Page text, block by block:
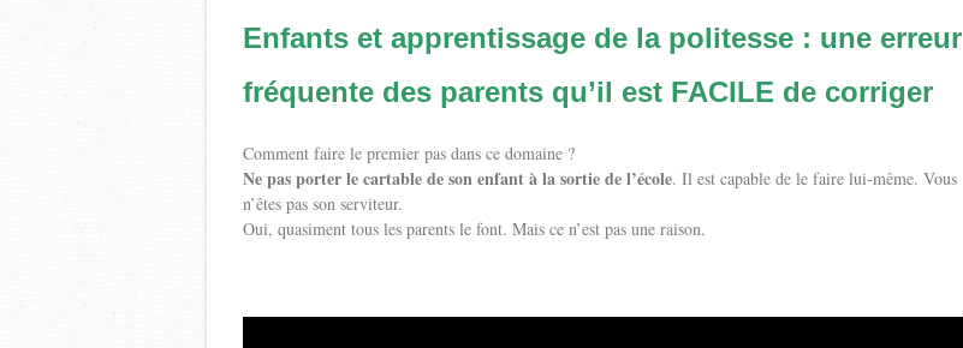
Enfants et apprentissage de la politesse : une erreur
fréquente des parents qu’il est FACILE de corriger
Comment faire le premier pas dans ce domaine ?
Ne pas porter le cartable de son enfant à la sortie de l’école. Il est capable de le faire lui-même. Vous
n’êtes pas son serviteur.
Oui, quasiment tous les parents le font. Mais ce n’est pas une raison.